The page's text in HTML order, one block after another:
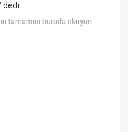
tamamını burada okuyun: